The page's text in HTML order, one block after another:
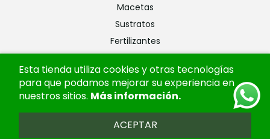
macetas
sustratos
fertilizantes
alambres
ofertas
Esta tienda utiliza cookies y otras tecnologías
para que podamos mejorar su experiencia en
nuestros sitios. Más información.
ACEPTAR